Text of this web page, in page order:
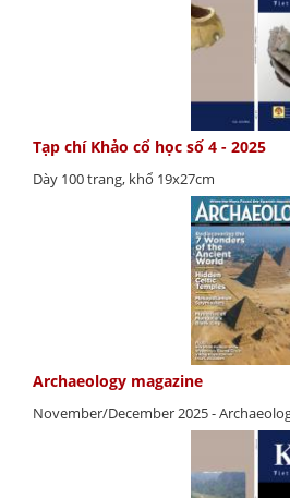
Tạp chí Khảo cổ học số 4 - 2025
Dày 100 trang, khổ 19x27cm
Archaeology magazine
November/December 2025 -